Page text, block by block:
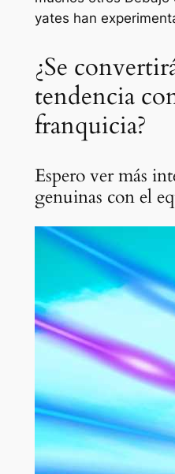
yates han
¿Se
tendencia
franquicia?
Espero ver más
genuinas con el